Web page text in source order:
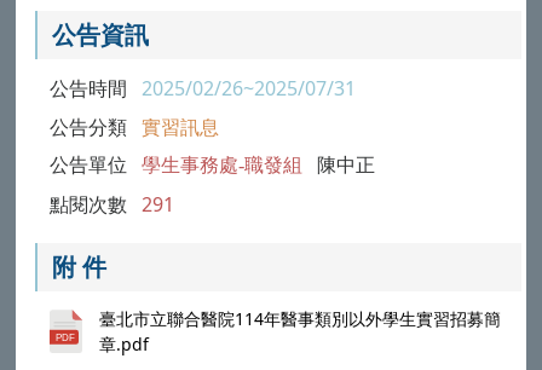
公告資訊
公告時間 2025/02/26~2025/07/31
公告分類 實習訊息
公告單位 學生事務處-職發組 陳中正
點閱次數 291
附 件
臺北市立聯合醫院114年醫事類別以外學生實習招募簡
章.pdf